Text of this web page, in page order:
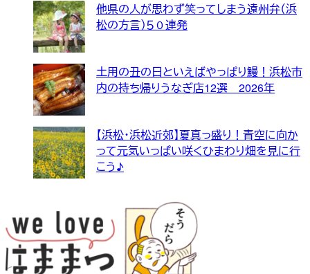
他県の人が思わず笑ってしまう遠州弁（浜
松の方言）５０連発
土用の丑の日といえばやっぱり鰻！浜松市
内の持ち帰りうなぎ店12選 2026年
【浜松・浜松近郊】夏真っ盛り！青空に向か
って元気いっぱい咲くひまわり畑を見に行
こう♪